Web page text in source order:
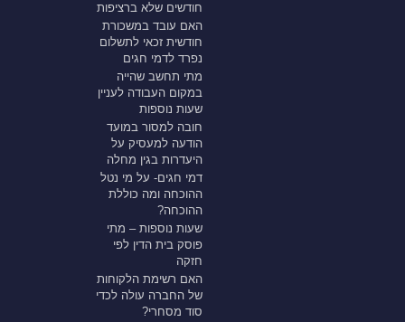
חודשים שלא ברציפות
האם עובד במשכורת
חודשית זכאי לתשלום
נפרד לדמי חגים
מתי תחשב שהייה
במקום העבודה לעניין
שעות נוספות
חובה למסור במועד
הודעה למעסיק על
היעדרות בגין מחלה
דמי חגים- על מי נטל
ההוכחה ומה כוללת
ההוכחה?
שעות נוספות – מתי
פוסק בית הדין לפי
חזקה
האם רשימת הלקוחות
של החברה עולה לכדי
סוד מסחרי?